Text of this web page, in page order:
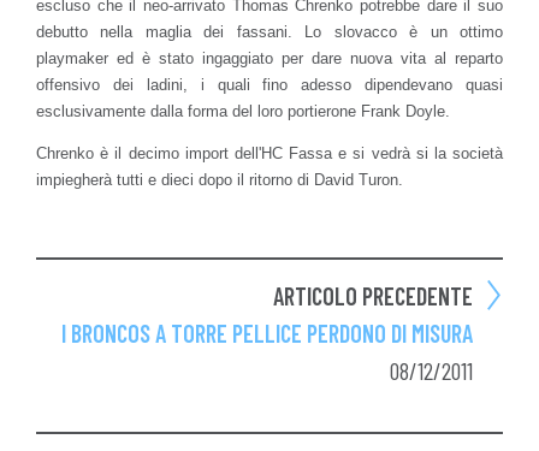
escluso che il neo-arrivato Thomas Chrenko potrebbe dare il suo
debutto nella maglia dei fassani. Lo slovacco è un ottimo
playmaker ed è stato ingaggiato per dare nuova vita al reparto
offensivo dei ladini, i quali fino adesso dipendevano quasi
esclusivamente dalla forma del loro portierone Frank Doyle.
Chrenko è il decimo import dell'HC Fassa e si vedrà si la società
impiegherà tutti e dieci dopo il ritorno di David Turon.
ARTICOLO PRECEDENTE
I BRONCOS A TORRE PELLICE PERDONO DI MISURA
08/12/2011